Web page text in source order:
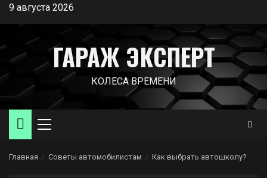
Перейти
содержимому
9 августа 2026
ГАРАЖ ЭКСПЕРТ
КОЛЕСА ВРЕМЕНИ
Основное
Главная Советы автомобилистам Как выбрать автошколу?